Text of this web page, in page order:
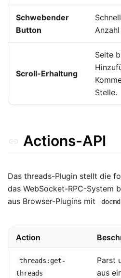
Schwebender
Button
Scroll-Erhaltung
Seite
Stelle.
Actions-API
Das threads-Plugin stellt die
das WebSocket-RPC-System
aus Browser-Plugins mit
Action
threads:get-
threads
Parst
aus